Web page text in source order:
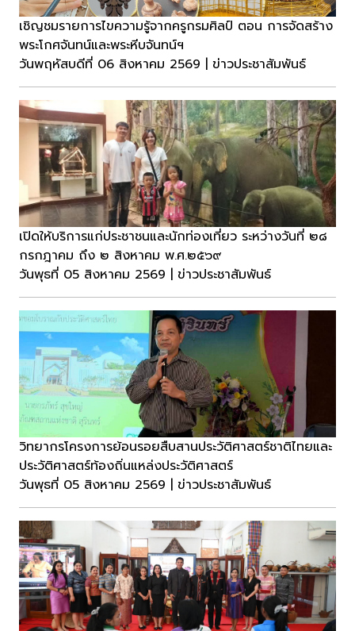
เชิญชมรายการไขความรู้จากครูกรมศิลป์ ตอน การจัดสร้าง
พระโกศจันทน์และพระหีบจันทน์ฯ
วันพฤหัสบดีที่ 06 สิงหาคม 2569 | ข่าวประชาสัมพันธ์
เปิดให้บริการแก่ประชาชนและนักท่องเที่ยว ระหว่างวันที่ ๒๘
กรกฎาคม ถึง ๒ สิงหาคม พ.ศ.๒๕๖๙
วันพุธที่ 05 สิงหาคม 2569 | ข่าวประชาสัมพันธ์
วิทยากรโครงการย้อนรอยสืบสานประวัติศาสตร์ชาติไทยและ
ประวัติศาสตร์ท้องถิ่นแหล่งประวัติศาสตร์
วันพุธที่ 05 สิงหาคม 2569 | ข่าวประชาสัมพันธ์